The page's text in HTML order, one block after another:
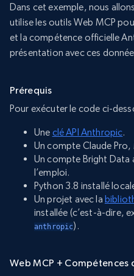
Dans cet exemple, nous
utilise les outils Web MCP
et la compétence officielle
présentation avec ces
Prérequis
Pour exécuter le code ci-
Une clé API Anthropic.
Un compte Claude
Un compte Bright Data
l’emploi.
Python 3.8 installé
Un projet avec la
installée (c’est-à-dire,
anthropic).
Web MCP + Compétences